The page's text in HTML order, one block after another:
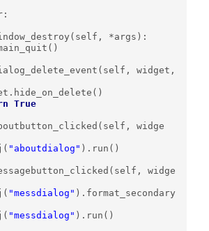
:
( self , *args ):
()
( self , widget ,
. hide_on_delete ()
True
( self ,
widge
( "aboutdialog" ) . run ()
( self ,
widge
( "messdialog" ) . format_secondary
( "messdialog" ) . run ()